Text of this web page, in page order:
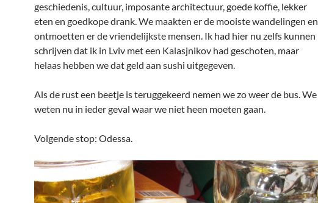
geschiedenis, cultuur, imposante architectuur, goede koffie, lekker
eten en goedkope drank. We maakten er de mooiste wandelingen en
ontmoetten er de vriendelijkste mensen. Ik had hier nu zelfs kunnen
schrijven dat ik in Lviv met een Kalasjnikov had geschoten, maar
helaas hebben we dat geld aan sushi uitgegeven.
Als de rust een beetje is teruggekeerd nemen we zo weer de bus. We
weten nu in ieder geval waar we niet heen moeten gaan.
Volgende stop: Odessa.